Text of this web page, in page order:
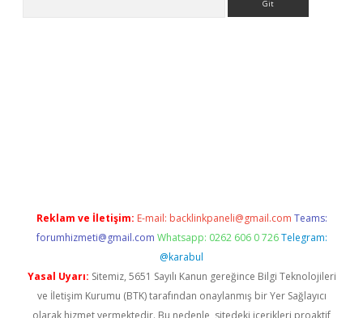
Reklam ve İletişim: E-mail: backlinkpaneli@gmail.com Teams:
forumhizmeti@gmail.com Whatsapp: 0262 606 0 726 Telegram:
@karabul
Yasal Uyarı: Sitemiz, 5651 Sayılı Kanun gereğince Bilgi Teknolojileri
ve İletişim Kurumu (BTK) tarafından onaylanmış bir Yer Sağlayıcı
olarak hizmet vermektedir. Bu nedenle, sitedeki içerikleri proaktif